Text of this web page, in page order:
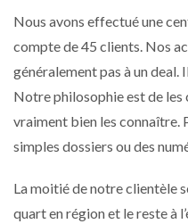
Nous avons effectué une
compte de 45 clients. Nos
généralement pas à un deal.
Notre philosophie est de les
vraiment bien les connaître.
simples dossiers ou des
La moitié de notre clientèle
quart en région et le reste à